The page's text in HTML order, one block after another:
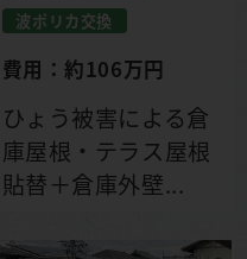
波ポリカ交換
費用：約106万円
ひょう被害による倉
庫屋根・テラス屋根
貼替＋倉庫外壁...